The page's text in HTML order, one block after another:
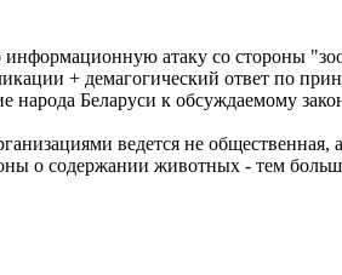
атаку со стороны
+ демагогический ответ по
Беларуси к обсуждаемому
ведется не
о содержании животных - тем